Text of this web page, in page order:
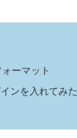
ーマット
ンを入れてみた